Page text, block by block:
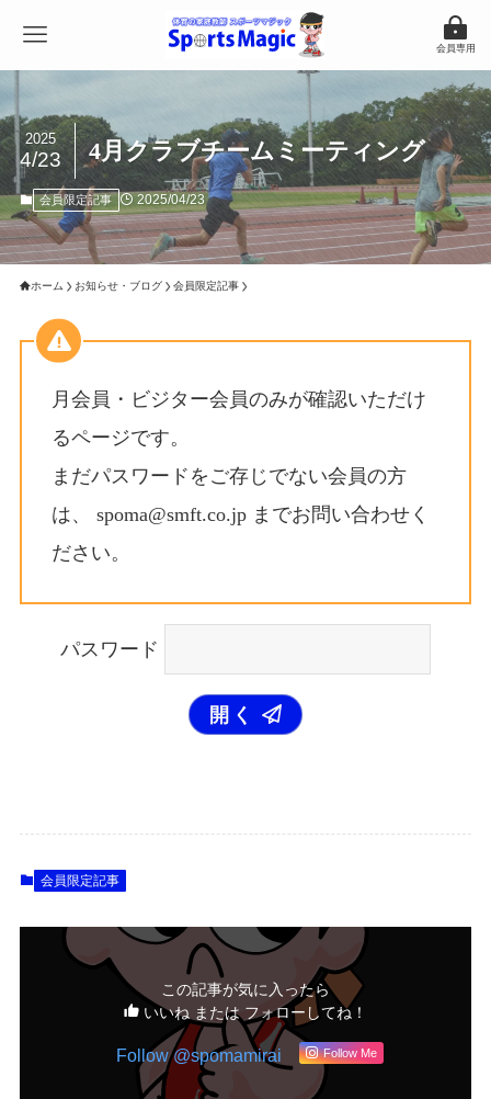
会員専用
4月クラブチームミーティング
2025
4/23
会員限定記事 2025/04/23
ホーム お知らせ・ブログ 会員限定記事
月会員・ビジター会員のみが確認いただけ
るページです。
まだパスワードをご存じでない会員の方
は、 spoma@smft.co.jp までお問い合わせく
ださい。
パスワード
開く
会員限定記事
この記事が気に入ったら
いいね または フォローしてね！
Follow @spomamirai Follow Me